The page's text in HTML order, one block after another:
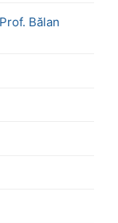
Bălan